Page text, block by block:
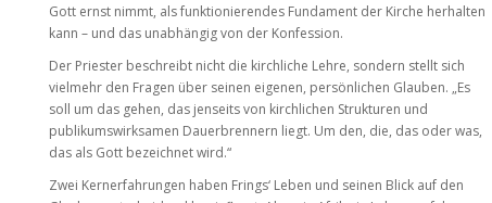
Gott ernst nimmt, als funktionierendes Fundament der Kirche herhalten
kann – und das unabhängig von der Konfession.
Der Priester beschreibt nicht die kirchliche Lehre, sondern stellt sich
vielmehr den Fragen über seinen eigenen, persönlichen Glauben. „Es
soll um das gehen, das jenseits von kirchlichen Strukturen und
publikumswirksamen Dauerbrennern liegt. Um den, die, das oder was,
das als Gott bezeichnet wird.“
Zwei Kernerfahrungen haben Frings‘ Leben und seinen Blick auf den